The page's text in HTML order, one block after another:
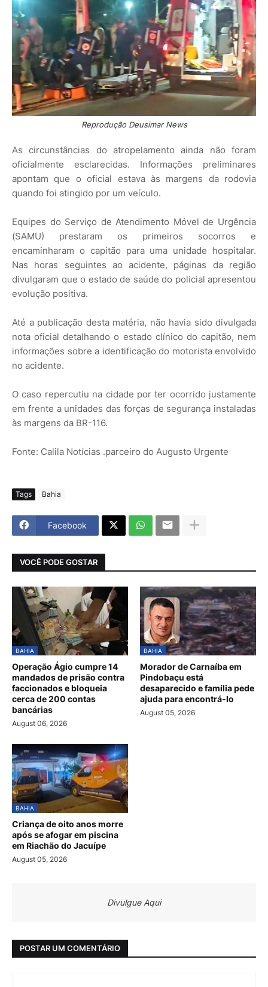
Reprodução Deusimar News
As circunstâncias do atropelamento ainda não foram
oficialmente esclarecidas. Informações preliminares
apontam que o oficial estava às margens da rodovia
quando foi atingido por um veículo.
Equipes do Serviço de Atendimento Móvel de Urgência
(SAMU) prestaram os primeiros socorros e
encaminharam o capitão para uma unidade hospitalar.
Nas horas seguintes ao acidente, páginas da região
divulgaram que o estado de saúde do policial apresentou
evolução positiva.
Até a publicação desta matéria, não havia sido divulgada
nota oficial detalhando o estado clínico do capitão, nem
informações sobre a identificação do motorista envolvido
no acidente.
O caso repercutiu na cidade por ter ocorrido justamente
em frente a unidades das forças de segurança instaladas
às margens da BR-116.
Fonte: Calila Notícias .parceiro do Augusto Urgente
Tags Bahia
Facebook
VOCÊ PODE GOSTAR
BAHIA
Operação Ágio cumpre 14
mandados de prisão contra
faccionados e bloqueia
cerca de 200 contas
bancárias
August 06, 2026
BAHIA
Morador de Carnaíba em
Pindobaçu está
desaparecido e família pede
ajuda para encontrá-lo
August 05, 2026
BAHIA
Criança de oito anos morre
após se afogar em piscina
em Riachão do Jacuípe
August 05, 2026
Divulgue Aqui
POSTAR UM COMENTÁRIO